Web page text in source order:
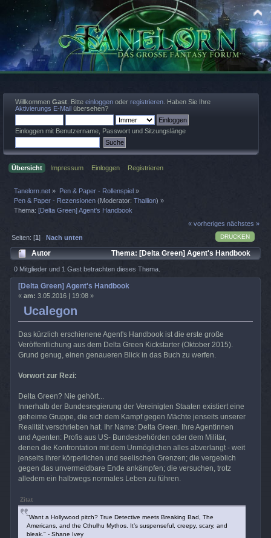
Willkommen Gast . Bitte einloggen oder registrieren . Haben Sie Ihre
Aktivierungs E-Mail übersehen?
Einloggen mit Benutzername, Passwort und Sitzungslänge
Übersicht Impressum Einloggen Registrieren
Tanelorn.net » Pen & Paper - Rollenspiel»
Pen & Paper - Rezensionen (Moderator:Thallion) »
Thema:[Delta Green] Agent's Handbook
« vorheriges nächstes »
DRUCKEN
Seiten: [1]Nach unten
Autor
Thema: [Delta Green] Agent's Handbook
(Gelesen 4901 mal)
0 Mitglieder und 1 Gast betrachten dieses Thema.
Ucalegon
[Delta Green] Agent's Handbook
« am: 3.05.2016 | 19:08 »
Das kürzlich erschienene Agent's Handbook ist die erste große
Veröffentlichung aus dem Delta Green Kickstarter (Oktober 2015).
Grund genug, einen genaueren Blick in das Buch zu werfen.
Vorwort zur Rezi:
Delta Green? Nie gehört...
Innerhalb der Bundesregierung der Vereinigten Staaten existiert eine
geheime Gruppe, die sich dem Kampf gegen Mächte jenseits unserer
Realität verschrieben hat. Ihr Name: Delta Green. Ihre Agentinnen
und Agenten: Profis aus US- Bundesbehörden oder dem Militär,
denen die Konfrontation mit dem Unmöglichen alles abverlangt - weit
jenseits ihrer körperlichen und seelischen Grenzen; die vergeblich
gegen das unvermeidbare Ende ankämpfen; die versuchen, trotz
alledem ein halbwegs normales Leben zu führen.
Zitat
"Want a Hollywood pitch? True Detective meets Breaking Bad, The
Americans, and the Cthulhu Mythos. It’s suspenseful, creepy, scary, and
bleak." - Shane Ivey